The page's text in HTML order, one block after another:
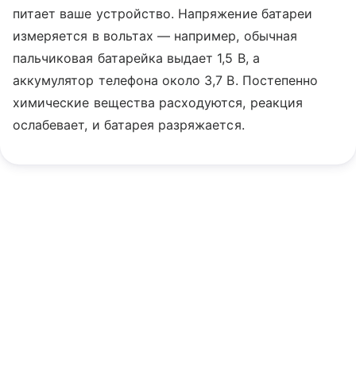
питает ваше устройство. Напряжение батареи
измеряется в вольтах — например, обычная
пальчиковая батарейка выдает 1,5 В, а
аккумулятор телефона около 3,7 В. Постепенно
химические вещества расходуются, реакция
ослабевает, и батарея разряжается.